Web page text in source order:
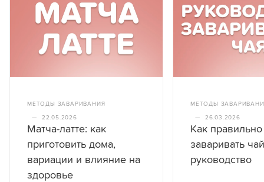
МЕТОДЫ ЗАВАРИВАНИЯ
— 22.05.2026
Матча-латте: как
приготовить дома,
вариации и влияние на
здоровье
МЕТОДЫ
— 26.03.2026
Как правильно
заваривать
руководство